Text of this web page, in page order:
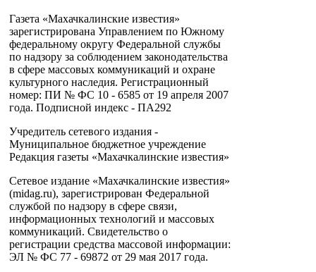
Газета «Махачкалинские известия»
зарегистрирована Управлением по Южному
федеральному округу Федеральной службы
по надзору за соблюдением законодательства
в сфере массовых коммуникаций и охране
культурного наследия. Регистрационный
номер: ПИ № ФС 10 - 6585 от 19 апреля 2007
года. Подписной индекс - ПА292
Учредитель сетевого издания -
Муниципальное бюджетное учреждение
Редакция газеты «Махачкалинские известия»
Сетевое издание «Махачкалинские известия»
(midag.ru), зарегистрирован Федеральной
службой по надзору в сфере связи,
информационных технологий и массовых
коммуникаций. Свидетельство о
регистрации средства массовой информации:
ЭЛ № ФС 77 - 69872 от 29 мая 2017 года.